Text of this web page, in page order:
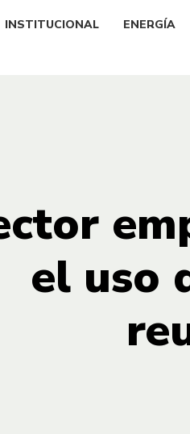
INSTITUCIONAL ENERGÍA
el uso